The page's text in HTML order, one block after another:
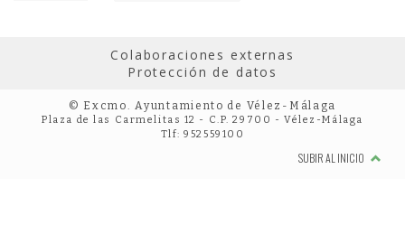
Colaboraciones externas
Protección de datos
© Excmo. Ayuntamiento de Vélez-Málaga
Plaza de las Carmelitas 12 - C.P. 29700 - Vélez-Málaga
Tlf: 952559100
SUBIR AL INICIO